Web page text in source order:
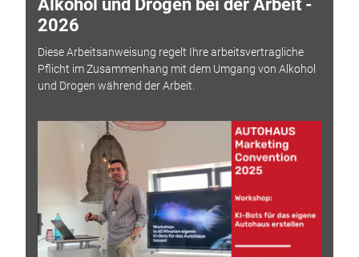
Alkohol und Drogen bei der Arbeit -
2026
Diese Arbeitsanweisung regelt Ihre arbeitsvertragliche
Pflicht im Zusammenhang mit dem Umgang von Alkohol
und Drogen während der Arbeit.